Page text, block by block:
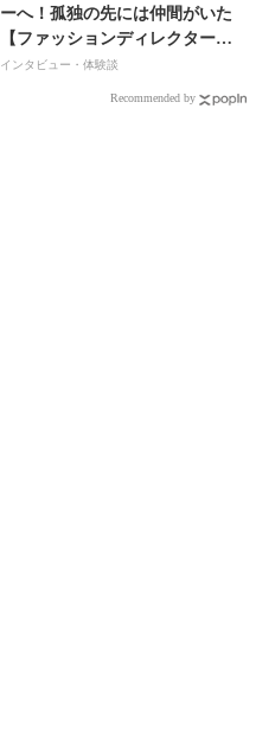
ーへ！孤独の先には仲間がいた
【ファッションディレクター／
前坂美音さん】
インタビュー・体験談
Recommended by